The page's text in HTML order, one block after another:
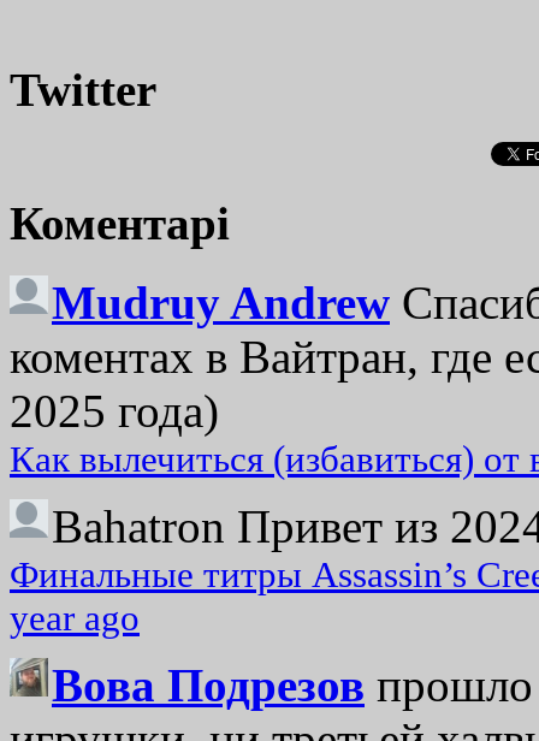
Twitter
Коментарі
Mudruy Andrew
коментах в Вайтран, где
2025 года)
Как вылечиться (избавиться)
Bahatron Привет из
Финальные титры Assassin’s
year ago
Вова Подрезов прошло